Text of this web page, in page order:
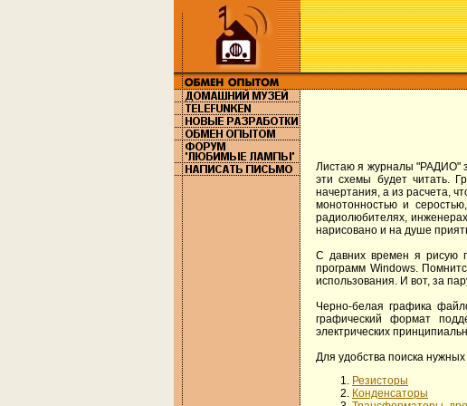
Листаю я журналы "РАДИО"
эти схемы будет читать.
начертания, а из расчета,
монотонностью и
радиолюбителях,
нарисовано и на душе
С давних времен я рисую
программ Windows.
использования. И вот, за
Черно-белая графика
графический формат
электрических
Для удобства поиска
Резисторы
Конденсаторы